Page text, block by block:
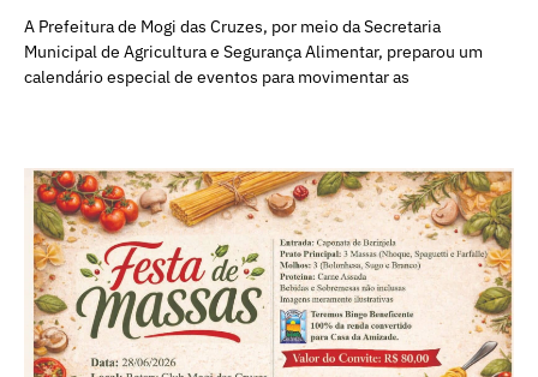
A Prefeitura de Mogi das Cruzes, por meio da Secretaria
Municipal de Agricultura e Segurança Alimentar, preparou um
calendário especial de eventos para movimentar as